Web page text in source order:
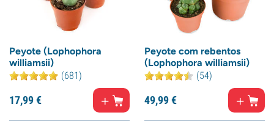
Peyote (Lophophora
williamsii)
(681)
17,99€
Peyote com rebentos
(Lophophora williamsii)
(54)
49,99€